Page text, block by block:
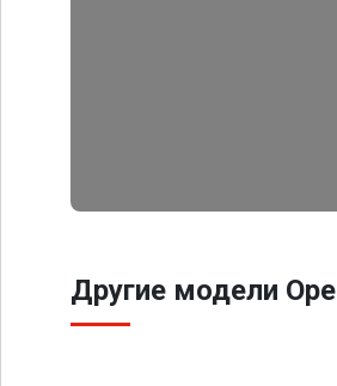
Другие модели Opel